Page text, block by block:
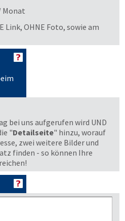
Monat
Link, OHNE Foto, sowie am
bei uns aufgerufen wird UND
"Detailseite" hinzu, worauf
zwei weitere Bilder und
finden - so können Ihre